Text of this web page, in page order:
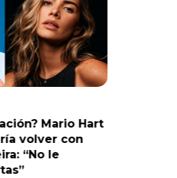
Mario Hart
volver con
“No le